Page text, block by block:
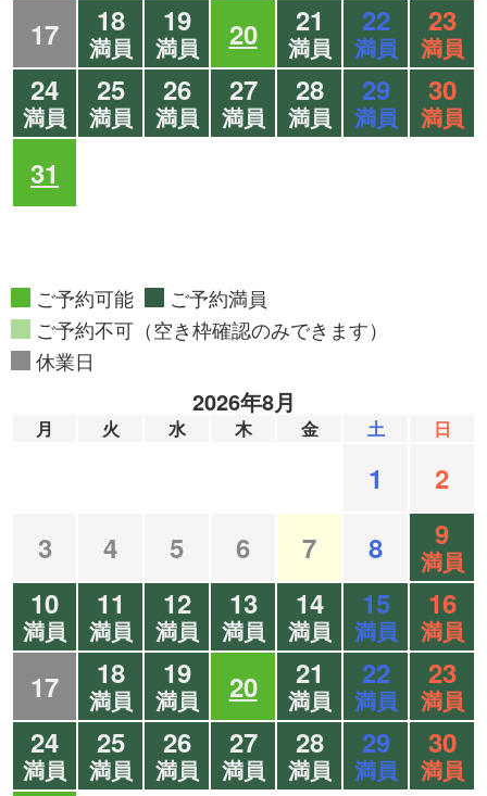
17 18
満員
19
満員 20 21
満員
22
満員
23
満員
24
満員
25
満員
26
満員
27
満員
28
満員
29
満員
30
満員
31
ご予約可能
ご予約満員
ご予約不可（空き枠確認のみできます）
休業日
2026年8月
月 火 水 木 金 土 日
1
2
3
4 5 6 7 8 9
満員
10
満員
11
満員
12
満員
13
満員
14
満員
15
満員
16
満員
17 18
満員
19
満員 20 21
満員
22
満員
23
満員
24
満員
25
満員
26
満員
27
満員
28
満員
29
満員
30
満員